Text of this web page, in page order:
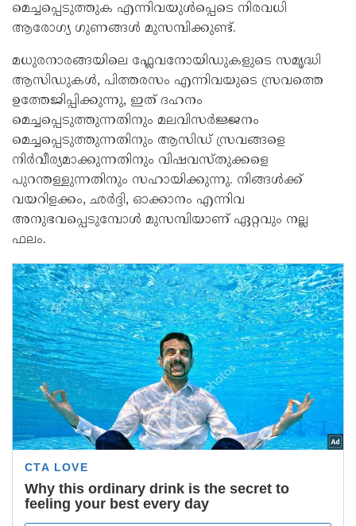
മെച്ചപ്പെടുത്തുക എന്നിവയുൾപ്പെടെ നിരവധി
ആരോഗ്യ ഗുണങ്ങൾ മുസമ്പിക്കുണ്ട്.
മധുരനാരങ്ങയിലെ ഫ്ലേവനോയിഡുകളുടെ സമൃദ്ധി
ആസിഡുകൾ, പിത്തരസം എന്നിവയുടെ സ്രവത്തെ
ഉത്തേജിപ്പിക്കുന്നു, ഇത് ദഹനം
മെച്ചപ്പെടുത്തുന്നതിനും മലവിസർജ്ജനം
മെച്ചപ്പെടുത്തുന്നതിനും ആസിഡ് സ്രവങ്ങളെ
നിർവീര്യമാക്കുന്നതിനും വിഷവസ്തുക്കളെ
പുറന്തള്ളുന്നതിനും സഹായിക്കുന്നു. നിങ്ങൾക്ക്
വയറിളക്കം, ഛർദ്ദി, ഓക്കാനം എന്നിവ
അനുഭവപ്പെടുമ്പോൾ മുസമ്പിയാണ് ഏറ്റവും നല്ല
ഫലം.